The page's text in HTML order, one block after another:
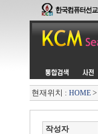
현재위치 : HOME >
작성자